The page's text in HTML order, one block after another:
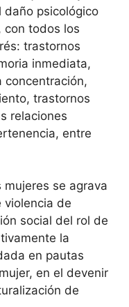
daño psicológico
con todos los
trastornos
inmediata,
concentración,
trastornos
relaciones
entre
se agrava
violencia de
social del rol de
la
en pautas
en el devenir
de